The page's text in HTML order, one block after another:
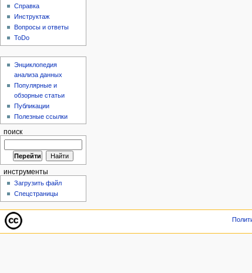
Справка
Инструктаж
Вопросы и ответы
ToDo
Энциклопедия
анализа данных
Популярные и
обзорные статьи
Публикации
Полезные ссылки
поиск
инструменты
Загрузить файл
Спецстраницы